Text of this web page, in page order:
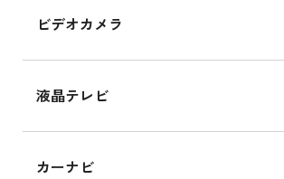
ビデオカメラ
液晶テレビ
カーナビ
iPhone 15 128GB シリーズ
iPhone 15 128GB の新品買取価格